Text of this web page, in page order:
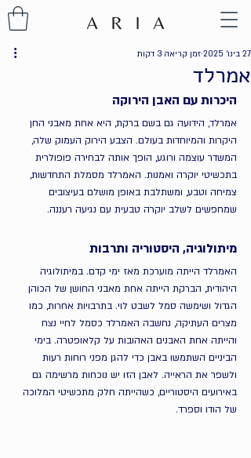
אמרלד
27 בינו׳ 2025 זמן קריאה 3 דקות
היכרות עם האבן הירוקה
אמרלד, הידועה גם בשם ברקת, היא אחת מאבני החן
היקרות והמיוחדות בעולם. הצבע הירוק העמוק שלה,
המשדר עוצמה ורוגע, הופך אותה לבחירה פופולרית
בתכשיטי יוקרה ואמנות. האמרלד מסמלת התחדשות,
צמיחה וטבע, ומשתלבת באופן מושלם בעיצובים
שמחפשים לשלב יוקרה טבעית עם נגיעה רעננה.
מיתולוגיה, היסטוריה ותרבות
האמרלד הייתה מוערכת מאז ימי קדם. במיתולוגיה
היהודית, הברקת הייתה אחת מאבני החושן של הכוהן
הגדול ושימשה סמל לשבט לוי. בתרבויות אחרות, כמו
מצרים העתיקה, נחשבה האמרלד כסמל לחיי נצח
והייתה אחת האבנים האהובות על קלאופטרה. בימי
הביניים השתמשו באבן כדי להגן מפני רוחות רעות
ולשפר את הראייה. לאבן הזו יש נוכחות מרשימה גם
באירועים היסטוריים, כשהייתה חלק מתכשיטי המלוכה
של הודו וספרד.